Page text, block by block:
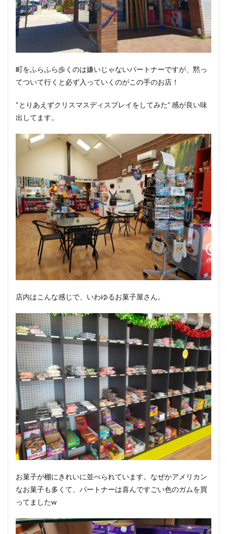
町をふらふら歩くのは嫌いじゃないパートナーですが、黙っ
てついて行くと必ず入っていくのがこの手のお店！
“とりあえずクリスマスディスプレイをしてみた” 感が良い味
出してます。
店内はこんな感じで、いわゆるお菓子屋さん。
お菓子が棚にきれいに並べられています。なぜかアメリカン
なお菓子も多くて、パートナーは喜んですごい色のガムを買
ってましたw